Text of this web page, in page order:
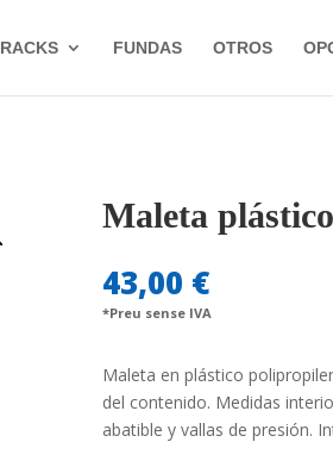
RACKS FUNDAS OTROS
Maleta
43,00 €
*Preu sense IVA
Maleta en plástico
del contenido. Medidas
abatible y vallas de presión.